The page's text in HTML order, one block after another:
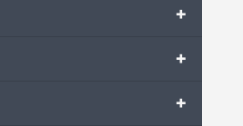
+
+
+